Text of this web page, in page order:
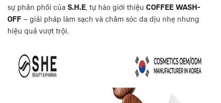
sự phân phối của S.H.E, tự hào giới thiệu COFFEE WASH-
OFF – giải pháp làm sạch và chăm sóc da dịu nhẹ nhưng
hiệu quả vượt trội.